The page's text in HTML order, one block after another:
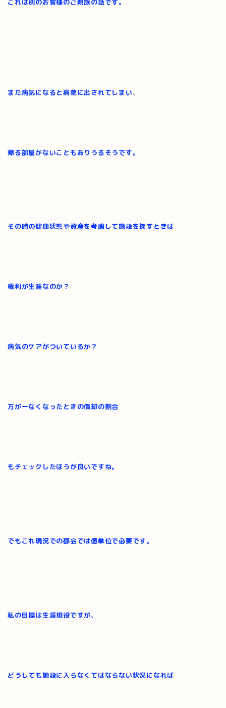
これは別のお客様のご親族の話です。
また病気になると病院に出されてしまい、
帰る部屋がないこともありうるそうです。
その時の健康状態や資産を考慮して施設を探すときは
権利が生涯なのか？
病気のケアがついているか？
万が一なくなったときの償却の割合
もチェックしたほうが良いですね。
でもこれ現況での都会では億単位で必要です。
私の目標は生涯現役ですが、
どうしても施設に入らなくてはならない状況になれば